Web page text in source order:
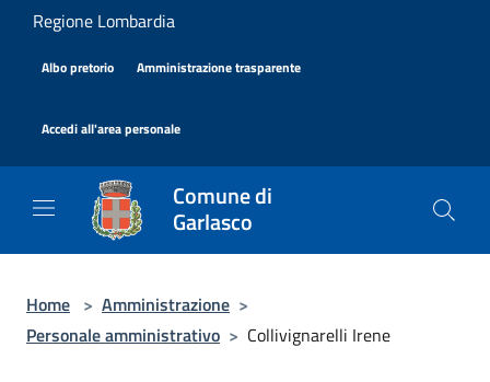
Salta al contenuto principale
Regione Lombardia
Albo pretorio Amministrazione trasparente
Accedi all'area personale
Comune di
Garlasco
Home > Amministrazione >
Personale amministrativo > Collivignarelli Irene